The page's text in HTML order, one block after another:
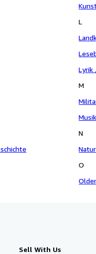
L
Lyrik
M
N
O
Sell With Us